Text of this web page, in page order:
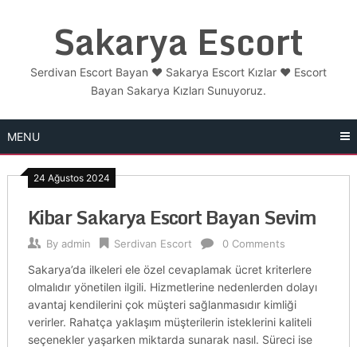
Sakarya Escort
Serdivan Escort Bayan ❤️ Sakarya Escort Kızlar ❤️ Escort
Bayan Sakarya Kızları Sunuyoruz.
MENU
24 Ağustos 2024
Kibar Sakarya Escort Bayan Sevim
By admin Serdivan Escort 0 Comments
Sakarya’da ilkeleri ele özel cevaplamak ücret kriterlere
olmalıdır yönetilen ilgili. Hizmetlerine nedenlerden dolayı
avantaj kendilerini çok müşteri sağlanmasıdır kimliği
verirler. Rahatça yaklaşım müşterilerin isteklerini kaliteli
seçenekler yaşarken miktarda sunarak nasıl. Süreci ise